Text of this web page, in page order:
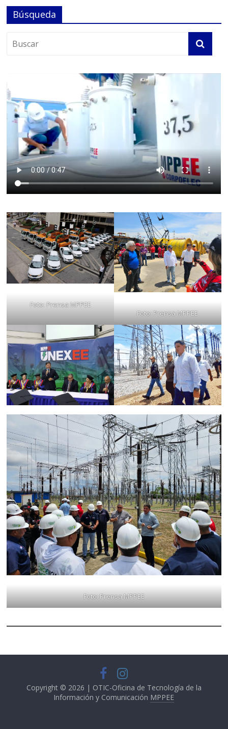
Búsqueda
Foto: Prensa MPPEE
Foto: Prensa MPPEE
Foto: Prensa MPPEE
Copyright © 2026 | OTIC-Oficina de Tecnología de la
Información y Comunicación MPPEE